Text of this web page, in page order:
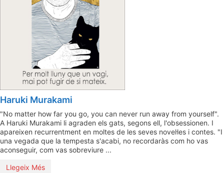
Haruki Murakami
"No matter how far you go, you can never run away from yourself".
A Haruki Murakami li agraden els gats, segons ell, l'obsessionen. I
apareixen recurrentment en moltes de les seves novel·les i contes. "I
una vegada que la tempesta s'acabi, no recordaràs com ho vas
aconseguir, com vas sobreviure ...
Llegeix Més